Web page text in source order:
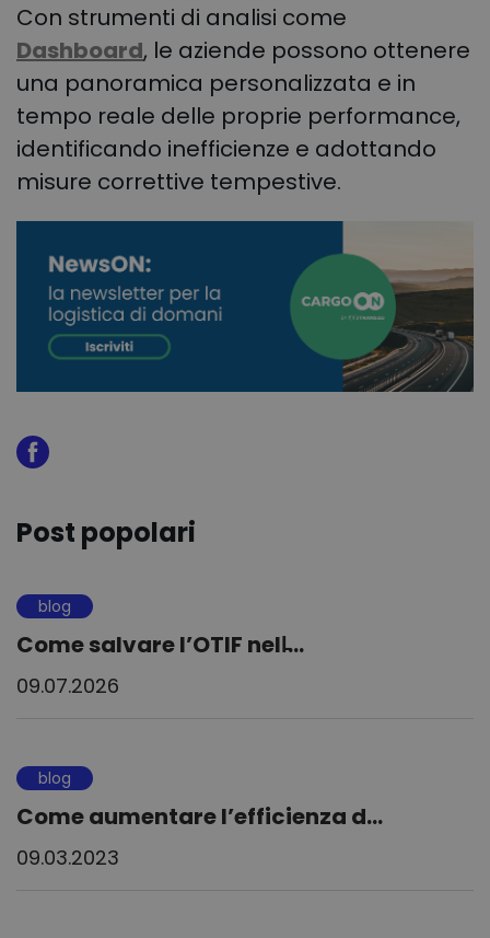
Con strumenti di analisi come
Dashboard, le aziende possono ottenere
una panoramica personalizzata e in
tempo reale delle proprie performance,
identificando inefficienze e adottando
misure correttive tempestive.
Post popolari
blog
Come salvare l’OTIF nell̵...
09.07.2026
blog
Come aumentare l’efficienza d...
09.03.2023